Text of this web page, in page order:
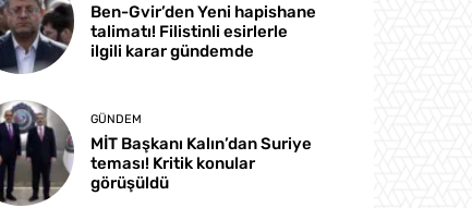
Ben-Gvir’den Yeni hapishane
talimatı! Filistinli esirlerle
ilgili karar gündemde
GÜNDEM
MİT Başkanı Kalın’dan Suriye
teması! Kritik konular
görüşüldü